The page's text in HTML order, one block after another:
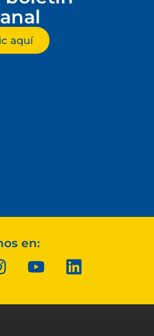
aquí
en: